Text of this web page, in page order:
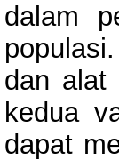
dalam
dan alat
kedua
dapat